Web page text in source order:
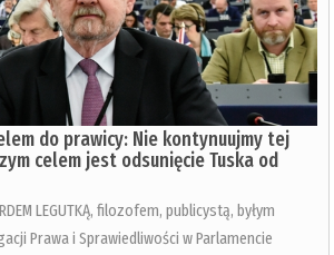
do prawicy: Nie kontynuujmy tej
celem jest odsunięcie Tuska od
LEGUTKĄ, filozofem, publicystą, byłym
Prawa i Sprawiedliwości w Parlamencie